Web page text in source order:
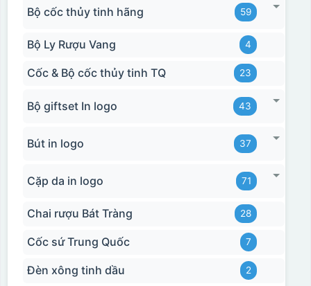
Bộ cốc thủy tinh hãng 59
Bộ Ly Rượu Vang 4
Cốc & Bộ cốc thủy tinh TQ 23
Bộ giftset In logo 43
Bút in logo 37
Cặp da in logo 71
Chai rượu Bát Tràng 28
Cốc sứ Trung Quốc 7
Đèn xông tinh dầu 2